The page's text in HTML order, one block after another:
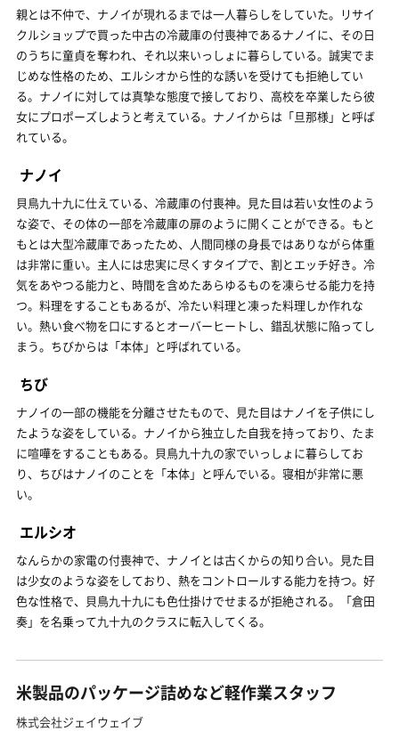
親とは不仲で、ナノイが現れるまでは一人暮らしをしていた。リサイ
クルショップで買った中古の冷蔵庫の付喪神であるナノイに、その日
のうちに童貞を奪われ、それ以来いっしょに暮らしている。誠実でま
じめな性格のため、エルシオから性的な誘いを受けても拒絶してい
る。ナノイに対しては真摯な態度で接しており、高校を卒業したら彼
女にプロポーズしようと考えている。ナノイからは「旦那様」と呼ば
れている。
ナノイ
貝鳥九十九に仕えている、冷蔵庫の付喪神。見た目は若い女性のよう
な姿で、その体の一部を冷蔵庫の扉のように開くことができる。もと
もとは大型冷蔵庫であったため、人間同様の身長ではありながら体重
は非常に重い。主人には忠実に尽くすタイプで、割とエッチ好き。冷
気をあやつる能力と、時間を含めたあらゆるものを凍らせる能力を持
つ。料理をすることもあるが、冷たい料理と凍った料理しか作れな
い。熱い食べ物を口にするとオーバーヒートし、錯乱状態に陥ってし
まう。ちびからは「本体」と呼ばれている。
ちび
ナノイの一部の機能を分離させたもので、見た目はナノイを子供にし
たような姿をしている。ナノイから独立した自我を持っており、たま
に喧嘩をすることもある。貝鳥九十九の家でいっしょに暮らしてお
り、ちびはナノイのことを「本体」と呼んでいる。寝相が非常に悪
い。
エルシオ
なんらかの家電の付喪神で、ナノイとは古くからの知り合い。見た目
は少女のような姿をしており、熱をコントロールする能力を持つ。好
色な性格で、貝鳥九十九にも色仕掛けでせまるが拒絶される。「倉田
奏」を名乗って九十九のクラスに転入してくる。
米製品のパッケージ詰めなど軽作業スタッフ
株式会社ジェイウェイブ